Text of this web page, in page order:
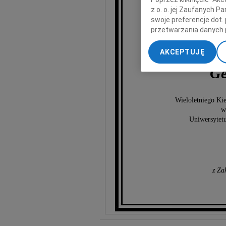
Wieloletniego
z
z o. o. jej Zaufanych
swoje preferencje dot.
przetwarzania danych
„Ustawienia
My, nasi Zaufani
dokładnych danych
Przechowywanie
AKCEPTUJĘ